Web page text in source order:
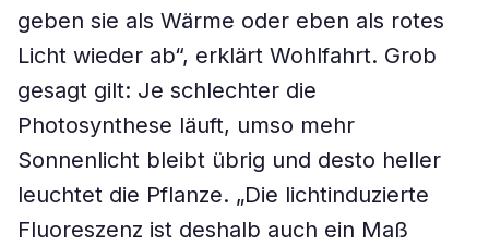
geben sie als Wärme oder eben als rotes
Licht wieder ab“, erklärt Wohlfahrt. Grob
gesagt gilt: Je schlechter die
Photosynthese läuft, umso mehr
Sonnenlicht bleibt übrig und desto heller
leuchtet die Pflanze. „Die lichtinduzierte
Fluoreszenz ist deshalb auch ein Maß